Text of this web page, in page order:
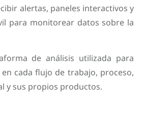
alertas, paneles interactivos y
para monitorear datos sobre la
de análisis utilizada para
cada flujo de trabajo, proceso,
y sus propios productos.